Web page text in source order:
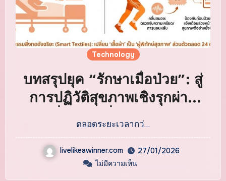
Technology
บทสรุปยุค “รักษาเมื่อป่วย”: สู่
การปฏิวัติสุขภาพเชิงรุกผ่าน
“เหงื่อและคลื่นสมอง” ด้วย
นวัตกรรมสิ่งทออัจฉริยะ
ตลอดระยะเวลากว่…
livelikeawinner.com
27/01/2026
ไม่มีความเห็น